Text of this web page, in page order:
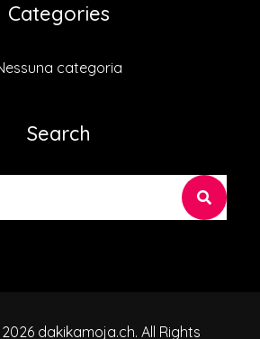
Categories
categoria
Search
dakikamoja.ch. All Rights